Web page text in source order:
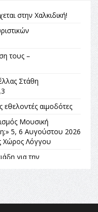
στην Χαλκιδική!
τους –
Στάθη
αιμοδότες
Μουσική
5, 6 Αυγούστου 2026
Χώρος Λόγγου
για την
η ευθύνη απέναντι
δεύτερο γύρο του